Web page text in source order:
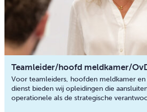
Teamleider/hoofd meldkamer/
Voor teamleiders, hoofden meldkamer
dienst bieden wij opleidingen die
operationele als de strategische